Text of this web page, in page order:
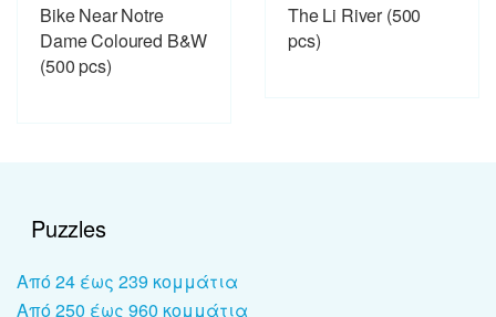
Bike Near Notre
Dame Coloured B&W
(500 pcs)
The Li River (500
pcs)
Puzzles
Από 24 έως 239 κομμάτια
Από 250 έως 960 κομμάτια